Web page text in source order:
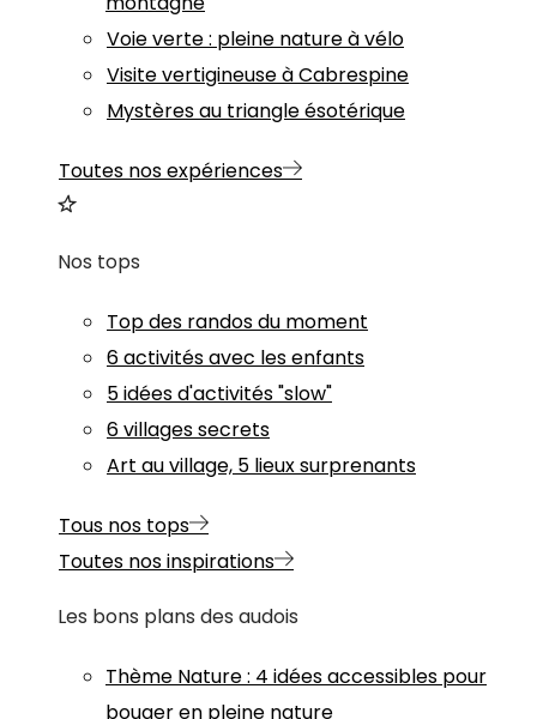
Voie verte : pleine nature à vélo
Visite vertigineuse à Cabrespine
Mystères au triangle ésotérique
Toutes nos expériences
Nos tops
Top des randos du moment
6 activités avec les enfants
5 idées d'activités "slow"
6 villages secrets
Art au village, 5 lieux surprenants
Tous nos tops
Toutes nos inspirations
Les bons plans des audois
Thème Nature: 4 idées accessibles pour
bouger en pleine nature